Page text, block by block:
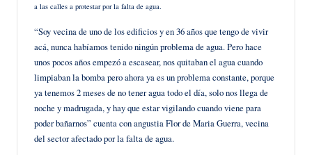
a las calles a protestar por la falta de agua.
“Soy vecina de uno de los edificios y en 36 años que tengo de vivir
acá, nunca habíamos tenido ningún problema de agua. Pero hace
unos pocos años empezó a escasear, nos quitaban el agua cuando
limpiaban la bomba pero ahora ya es un problema constante, porque
ya tenemos 2 meses de no tener agua todo el día, solo nos llega de
noche y madrugada, y hay que estar vigilando cuando viene para
poder bañarnos” cuenta con angustia Flor de Maria Guerra, vecina
del sector afectado por la falta de agua.